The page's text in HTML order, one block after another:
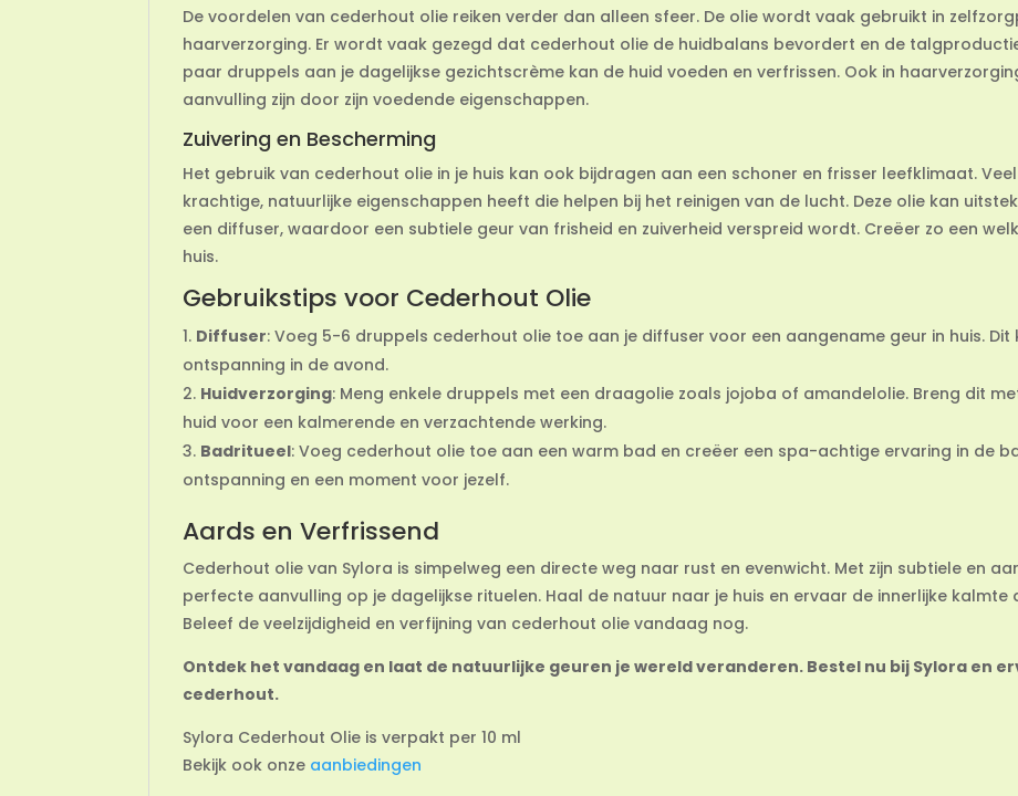
De voordelen van cederhout olie reiken verder dan alleen sfeer. De olie wordt vaak gebruikt in
haarverzorging. Er wordt vaak gezegd dat cederhout olie de huidbalans bevordert en de
paar druppels aan je dagelijkse gezichtscrème kan de huid voeden en verfrissen. Ook in
aanvulling zijn door zijn voedende eigenschappen.
Zuivering en Bescherming
Het gebruik van cederhout olie in je huis kan ook bijdragen aan een schoner en frisser leefklimaat.
krachtige, natuurlijke eigenschappen heeft die helpen bij het reinigen van de lucht. Deze olie kan
een diffuser, waardoor een subtiele geur van frisheid en zuiverheid verspreid wordt. Creëer zo een
huis.
Gebruikstips voor Cederhout Olie
Diffuser: Voeg 5-6 druppels cederhout olie toe aan je diffuser voor een aangename geur in huis.
ontspanning in de avond.
Huidverzorging: Meng enkele druppels met een draagolie zoals jojoba of amandelolie. Breng dit
huid voor een kalmerende en verzachtende werking.
Badritueel: Voeg cederhout olie toe aan een warm bad en creëer een spa-achtige ervaring in de
ontspanning en een moment voor jezelf.
Aards en Verfrissend
Cederhout olie van Sylora is simpelweg een directe weg naar rust en evenwicht. Met zijn subtiele en
perfecte aanvulling op je dagelijkse rituelen. Haal de natuur naar je huis en ervaar de innerlijke kalmte
Beleef de veelzijdigheid en verfijning van cederhout olie vandaag nog.
Ontdek het vandaag en laat de natuurlijke geuren je wereld veranderen. Bestel nu bij Sylora en
cederhout.
Sylora Cederhout Olie is verpakt per 10 ml
Bekijk ook onze aanbiedingen